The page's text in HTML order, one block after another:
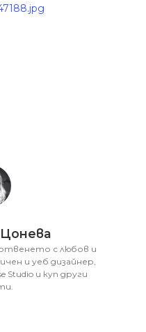
с любов и
и уеб дизайнер,
Studio и куп други